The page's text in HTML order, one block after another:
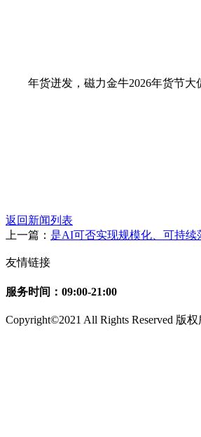
年货迸发，磁力金牛2026年货节大促
返回新闻列表
上一篇： 是AI可否实现规模化、可持续
友情链接
服务时间：09:00-21:00
Copyright©2021 All Rights Reserved 版